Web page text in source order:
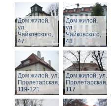
Дом жилой,
ул.
Чайковского,
47
Дом жилой,
ул.
Чайковского,
43
Дом жилой, ул.
Пролетарская,
119-121
Дом жилой, ул.
Пролетарская,
117